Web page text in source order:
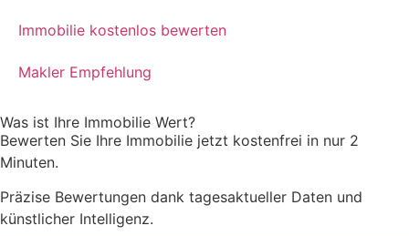
Immobilie kostenlos bewerten
Makler Empfehlung
Was ist Ihre Immobilie Wert?
Bewerten Sie Ihre Immobilie jetzt kostenfrei in nur 2
Minuten.
Präzise Bewertungen dank tagesaktueller Daten und
künstlicher Intelligenz.